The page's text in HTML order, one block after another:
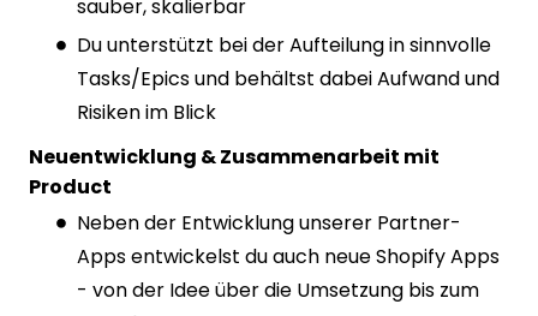
sauber, skalierbar
Du unterstützt bei der Aufteilung in sinnvolle
Tasks/Epics und behältst dabei Aufwand und
Risiken im Blick
Neuentwicklung & Zusammenarbeit mit
Product
Neben der Entwicklung unserer Partner-
Apps entwickelst du auch neue Shopify Apps
- von der Idee über die Umsetzung bis zum